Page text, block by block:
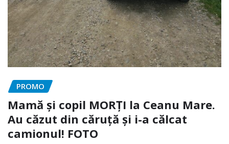
PROMO
Mamă și copil MORȚI la Ceanu Mare.
Au căzut din căruță și i-a călcat
camionul! FOTO